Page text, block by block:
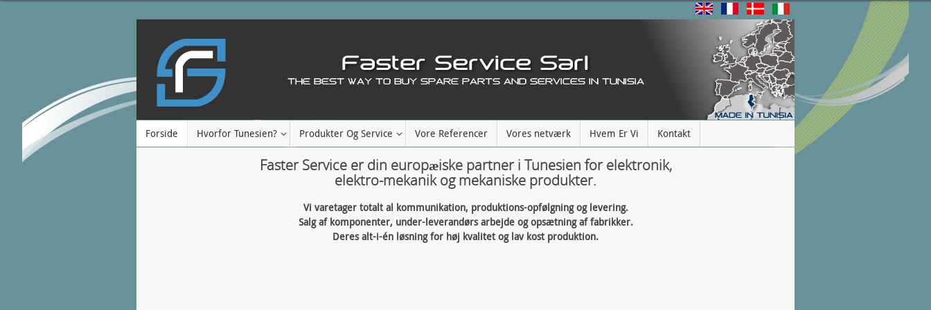
Forside Hvorfor Tunesien? Produkter Og Service Vore Referencer Vores netværk Hvem Er Vi Kontakt
Faster Service er din europæiske partner i Tunesien for elektronik,
elektro-mekanik og mekaniske produkter.
Vi varetager totalt al kommunikation, produktions-opfølgning og levering.
Salg af komponenter, under-leverandørs arbejde og opsætning af fabrikker.
Deres alt-i-én løsning for høj kvalitet og lav kost produktion.